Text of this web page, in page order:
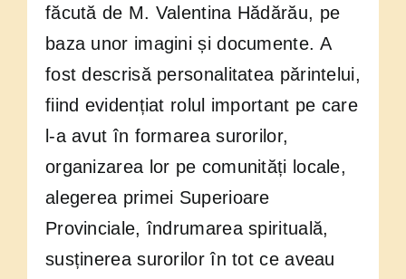
făcută de M. Valentina Hădărău, pe
baza unor imagini și documente. A
fost descrisă personalitatea părintelui,
fiind evidențiat rolul important pe care
l-a avut în formarea surorilor,
organizarea lor pe comunități locale,
alegerea primei Superioare
Provinciale, îndrumarea spirituală,
susținerea surorilor în tot ce aveau